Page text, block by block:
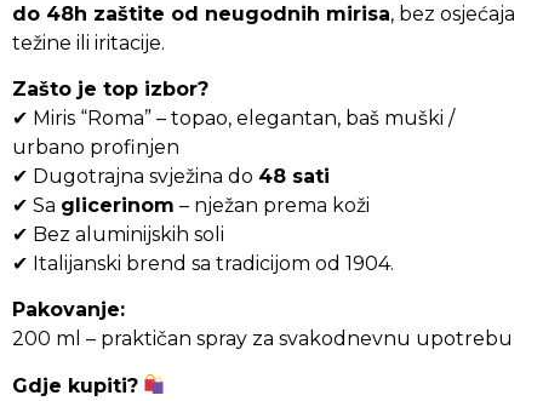
do 48h zaštite od neugodnih mirisa, bez osjećaja
težine ili iritacije.
Zašto je top izbor?
✔ Miris “Roma” – topao, elegantan, baš muški /
urbano profinjen
✔ Dugotrajna svježina do 48 sati
✔ Sa glicerinom – nježan prema koži
✔ Bez aluminijskih soli
✔ Italijanski brend sa tradicijom od 1904.
Pakovanje:
200 ml – praktičan spray za svakodnevnu upotrebu
Gdje kupiti?